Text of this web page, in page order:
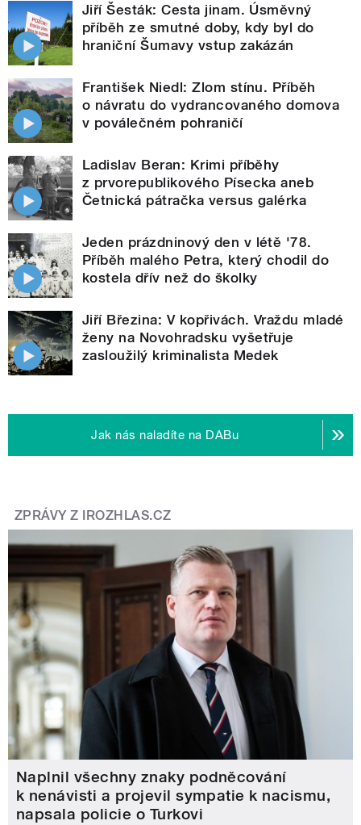
Jiří Šesták: Cesta jinam. Úsměvný
příběh ze smutné doby, kdy byl do
hraniční Šumavy vstup zakázán
František Niedl: Zlom stínu. Příběh
o návratu do vydrancovaného domova
v poválečném pohraničí
Ladislav Beran: Krimi příběhy
z prvorepublikového Písecka aneb
Četnická pátračka versus galérka
Jeden prázdninový den v létě '78.
Příběh malého Petra, který chodil do
kostela dřív než do školky
Jiří Březina: V kopřivách. Vraždu mladé
ženy na Novohradsku vyšetřuje
zasloužilý kriminalista Medek
Jak nás naladíte na DABu
ZPRÁVY Z IROZHLAS.CZ
Naplnil všechny znaky podněcování
k nenávisti a projevil sympatie k nacismu,
napsala policie o Turkovi